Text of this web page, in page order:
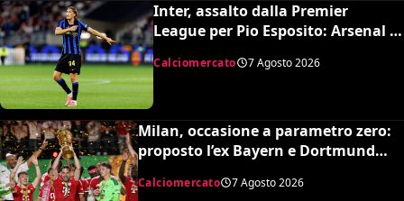
Inter, assalto dalla Premier
League per Pio Esposito: Arsenal e
Calciomercato 7 Agosto 2026
Milan, occasione a parametro zero:
proposto l’ex Bayern e Dortmund
Raphaël Guerreiro per il nuovo
modulo
Calciomercato 7 Agosto 2026